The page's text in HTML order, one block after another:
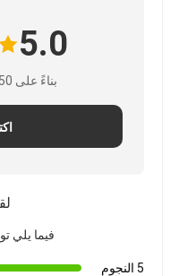
5.0
بناءً على 50 مراجعة لهذا المورد
فيما يلي
5 النجوم